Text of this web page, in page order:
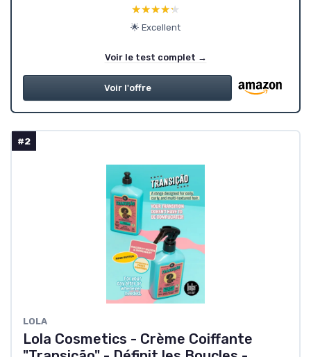
★★★★★
★★★★★
🌟 Excellent
Voir le test complet →
Voir l'offre
#2
LOLA
Lola Cosmetics - Crème Coiffante